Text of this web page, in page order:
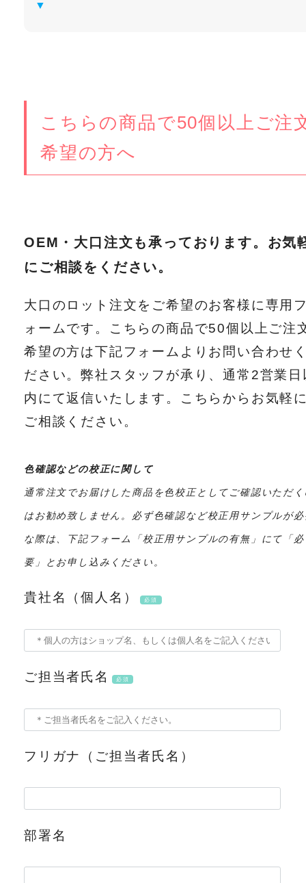
こちらの商品で50個以上ご注
希望の方へ
OEM・大口注文も承っております。お気
にご相談をください。
大口のロット注文をご希望のお客様に専用
ォームです。こちらの商品で50個以上ご注
希望の方は下記フォームよりお問い合わせ
ださい。弊社スタッフが承り、通常2営業日
内にて返信いたします。こちらからお気軽
ご相談ください。
色確認などの校正に関して
通常注文でお届けした商品を色校正としてご確認いただ
はお勧め致しません。必ず色確認など校正用サンプルが
な際は、下記フォーム「校正用サンプルの有無」にて「必
要」とお申し込みください。
貴社名（個人名） 必須
ご担当者氏名 必須
フリガナ（ご担当者氏名）
部署名